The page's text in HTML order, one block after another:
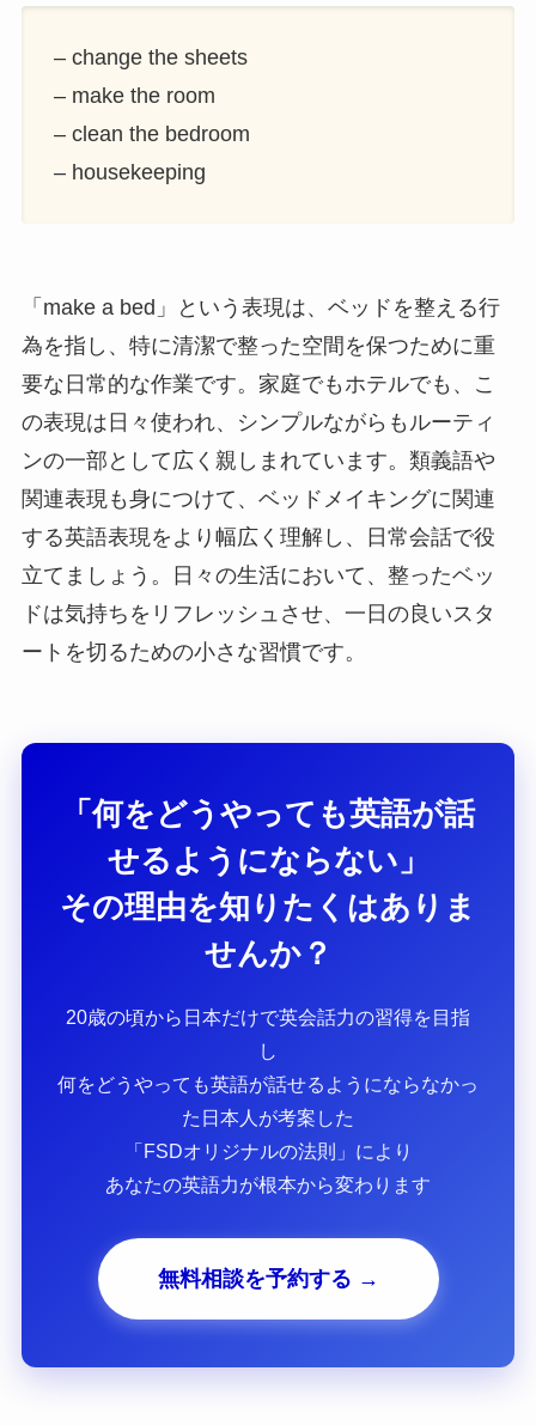
– change the sheets
– make the room
– clean the bedroom
– housekeeping
「make a bed」という表現は、ベッドを整える行
為を指し、特に清潔で整った空間を保つために重
要な日常的な作業です。家庭でもホテルでも、こ
の表現は日々使われ、シンプルながらもルーティ
ンの一部として広く親しまれています。類義語や
関連表現も身につけて、ベッドメイキングに関連
する英語表現をより幅広く理解し、日常会話で役
立てましょう。日々の生活において、整ったベッ
ドは気持ちをリフレッシュさせ、一日の良いスタ
ートを切るための小さな習慣です。
「何をどうやっても英語が話
せるようにならない」
その理由を知りたくはありま
せんか？
20歳の頃から日本だけで英会話力の習得を目指
し
何をどうやっても英語が話せるようにならなかっ
た日本人が考案した
「FSDオリジナルの法則」により
あなたの英語力が根本から変わります
無料相談を予約する →